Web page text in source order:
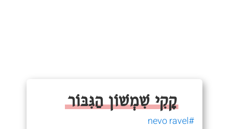
קָקִי שִׁמְשׁוֹן הַגִּבּוֹר
#nevo ravel